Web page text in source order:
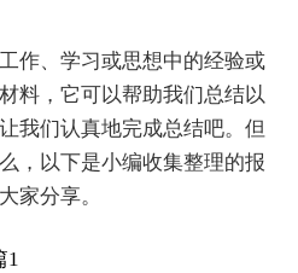
作、学习或思想中的经验或
料，它可以帮助我们总结以
我们认真地完成总结吧。但
，以下是小编收集整理的报
家分享。
1